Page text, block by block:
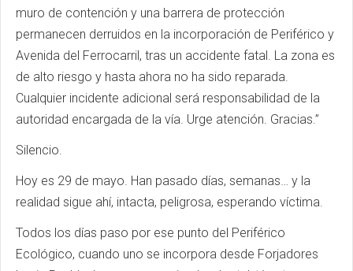
muro de contención y una barrera de protección
permanecen derruidos en la incorporación de Periférico y
Avenida del Ferrocarril, tras un accidente fatal. La zona es
de alto riesgo y hasta ahora no ha sido reparada.
Cualquier incidente adicional será responsabilidad de la
autoridad encargada de la vía. Urge atención. Gracias.”
Silencio.
Hoy es 29 de mayo. Han pasado días, semanas… y la
realidad sigue ahí, intacta, peligrosa, esperando víctima.
Todos los días paso por ese punto del Periférico
Ecológico, cuando uno se incorpora desde Forjadores